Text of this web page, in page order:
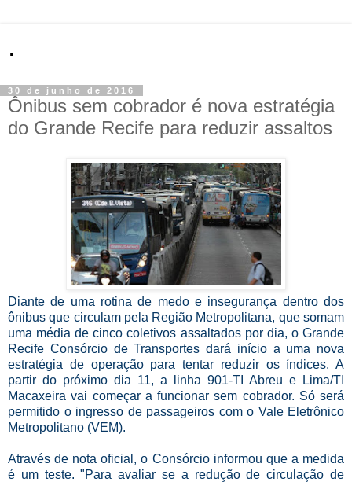
.
30 de junho de 2016
Ônibus sem cobrador é nova estratégia
do Grande Recife para reduzir assaltos
Diante de uma rotina de medo e insegurança dentro dos
ônibus que circulam pela Região Metropolitana, que somam
uma média de cinco coletivos assaltados por dia, o Grande
Recife Consórcio de Transportes dará início a uma nova
estratégia de operação para tentar reduzir os índices. A
partir do próximo dia 11, a linha 901-TI Abreu e Lima/TI
Macaxeira vai começar a funcionar sem cobrador. Só será
permitido o ingresso de passageiros com o Vale Eletrônico
Metropolitano (VEM).
Através de nota oficial, o Consórcio informou que a medida
é um teste. "Para avaliar se a redução de circulação de